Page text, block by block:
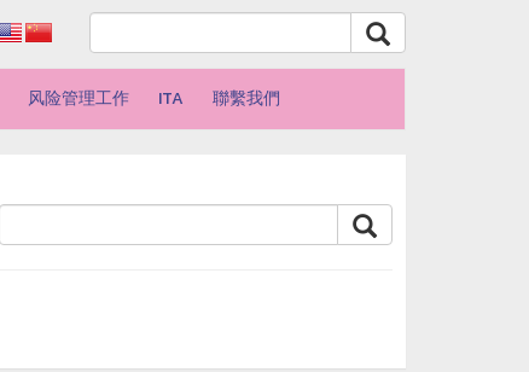
风险管理工作 ITA 聯繫我們